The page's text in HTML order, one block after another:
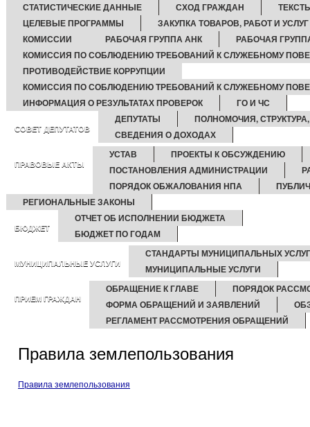
СТАТИСТИЧЕСКИЕ ДАННЫЕ
СХОД ГРАЖДАН
ЦЕЛЕВЫЕ ПРОГРАММЫ
ЗАКУПКА ТОВАРОВ, РАБОТ И УСЛУГ
КОМИССИИ
РАБОЧАЯ ГРУППА АНК
РАБОЧАЯ
КОМИССИЯ ПО СОБЛЮДЕНИЮ ТРЕБОВАНИЙ К СЛУЖЕБНОМУ
ПРОТИВОДЕЙСТВИЕ КОРРУПЦИИ
КОМИССИЯ ПО СОБЛЮДЕНИЮ ТРЕБОВАНИЙ К СЛУЖЕБНОМУ
ИНФОРМАЦИЯ О РЕЗУЛЬТАТАХ ПРОВЕРОК
ГО И ЧС
СОВЕТ ДЕПУТАТОВ
ДЕПУТАТЫ
ПОЛНОМОЧИЯ,
СВЕДЕНИЯ О ДОХОДАХ
ПРАВОВЫЕ АКТЫ
УСТАВ
ПРОЕКТЫ К ОБСУЖДЕНИЮ
ПОСТАНОВЛЕНИЯ АДМИНИСТРАЦИИ
ПОРЯДОК ОБЖАЛОВАНИЯ НПА
РЕГИОНАЛЬНЫЕ ЗАКОНЫ
БЮДЖЕТ
ОТЧЕТ ОБ ИСПОЛНЕНИИ БЮДЖЕТА
БЮДЖЕТ ПО ГОДАМ
МУНИЦИПАЛЬНЫЕ УСЛУГИ
СТАНДАРТЫ МУНИЦИПАЛЬНЫХ УСЛУГ
МУНИЦИПАЛЬНЫЕ УСЛУГИ
ПРИЕМ ГРАЖДАН
ОБРАЩЕНИЕ К ГЛАВЕ
ПОРЯДОК
ФОРМА ОБРАЩЕНИЙ И ЗАЯВЛЕНИЙ
РЕГЛАМЕНТ РАССМОТРЕНИЯ ОБРАЩЕНИЙ
Правила землепользования
Правила землепользования